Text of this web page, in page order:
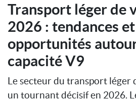
Transport léger de
2026 : tendances et
opportunités
capacité V9
Le secteur du transport léger
un tournant décisif en 2026.